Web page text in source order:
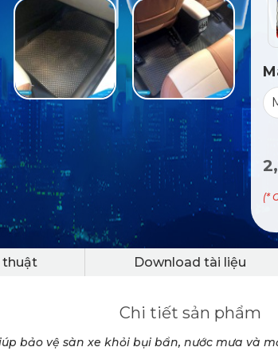
(*
thuật Download tài liệu
Chi tiết sản phẩm
bảo vệ sàn xe khỏi bụi bẩn, nước mưa và